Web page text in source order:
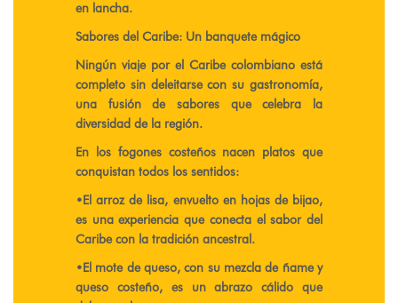
en lancha.
Sabores del Caribe: Un banquete mágico
Ningún viaje por el Caribe colombiano está
completo sin deleitarse con su gastronomía,
una fusión de sabores que celebra la
diversidad de la región.
En los fogones costeños nacen platos que
conquistan todos los sentidos:
​•​El arroz de lisa, envuelto en hojas de bijao,
es una experiencia que conecta el sabor del
Caribe con la tradición ancestral.
​•​El mote de queso, con su mezcla de ñame y
queso costeño, es un abrazo cálido que